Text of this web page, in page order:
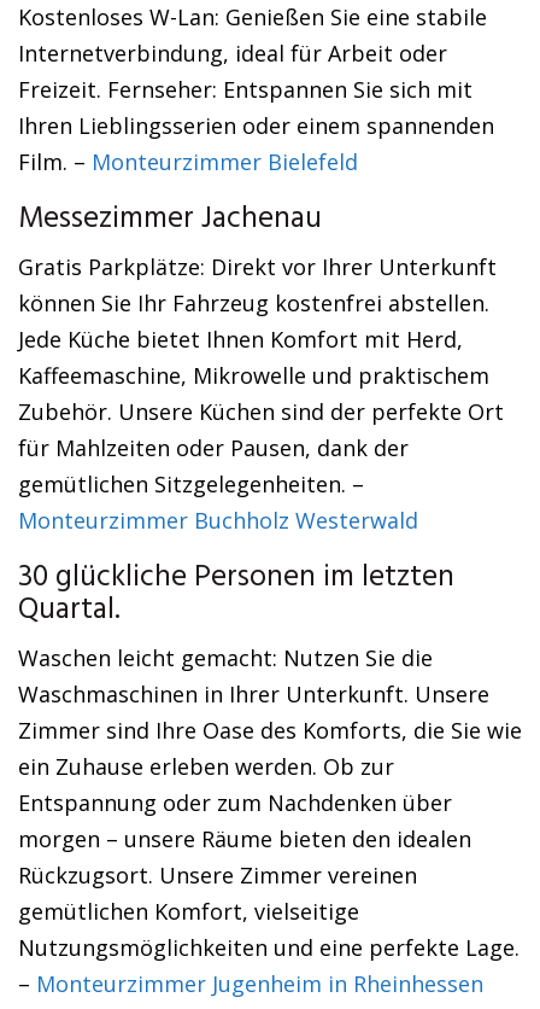
Kostenloses W-Lan: Genießen Sie eine stabile
Internetverbindung, ideal für Arbeit oder
Freizeit. Fernseher: Entspannen Sie sich mit
Ihren Lieblingsserien oder einem spannenden
Film. – Monteurzimmer Bielefeld
Messezimmer Jachenau
Gratis Parkplätze: Direkt vor Ihrer Unterkunft
können Sie Ihr Fahrzeug kostenfrei abstellen.
Jede Küche bietet Ihnen Komfort mit Herd,
Kaffeemaschine, Mikrowelle und praktischem
Zubehör. Unsere Küchen sind der perfekte Ort
für Mahlzeiten oder Pausen, dank der
gemütlichen Sitzgelegenheiten. –
Monteurzimmer Buchholz Westerwald
30 glückliche Personen im letzten
Quartal.
Waschen leicht gemacht: Nutzen Sie die
Waschmaschinen in Ihrer Unterkunft. Unsere
Zimmer sind Ihre Oase des Komforts, die Sie wie
ein Zuhause erleben werden. Ob zur
Entspannung oder zum Nachdenken über
morgen – unsere Räume bieten den idealen
Rückzugsort. Unsere Zimmer vereinen
gemütlichen Komfort, vielseitige
Nutzungsmöglichkeiten und eine perfekte Lage.
– Monteurzimmer Jugenheim in Rheinhessen